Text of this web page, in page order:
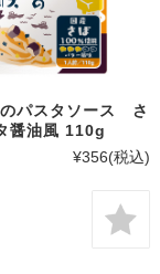
パスタソース さ
醤油風 110g
¥356(税込)